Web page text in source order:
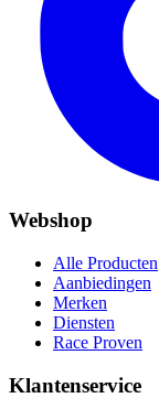
Webshop
Alle Producten
Aanbiedingen
Merken
Diensten
Race Proven
Klantenservice